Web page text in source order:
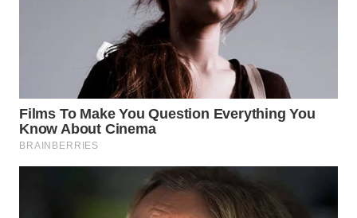
BORNEO
Wahana
Media